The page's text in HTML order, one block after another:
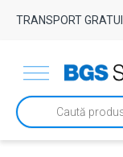
TRANSPORT
Products
search